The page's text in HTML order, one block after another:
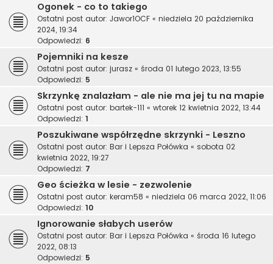
Ogonek - co to takiego
Ostatni post autor: Jawor1OCF « niedziela 20 października
2024, 19:34
Odpowiedzi: 6
Pojemniki na kesze
Ostatni post autor: jurasz « środa 01 lutego 2023, 13:55
Odpowiedzi: 5
Skrzynkę znalazłam - ale nie ma jej tu na mapie
Ostatni post autor: bartek-111 « wtorek 12 kwietnia 2022, 13:44
Odpowiedzi: 1
Poszukiwane współrzędne skrzynki - Leszno
Ostatni post autor: Bar i Lepsza Połówka « sobota 02
kwietnia 2022, 19:27
Odpowiedzi: 7
Geo ścieżka w lesie - zezwolenie
Ostatni post autor: keram58 « niedziela 06 marca 2022, 11:06
Odpowiedzi: 10
Ignorowanie słabych userów
Ostatni post autor: Bar i Lepsza Połówka « środa 16 lutego
2022, 08:13
Odpowiedzi: 5